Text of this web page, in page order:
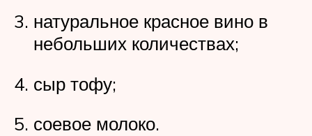
натуральное красное вино в
небольших количествах;
сыр тофу;
соевое молоко.